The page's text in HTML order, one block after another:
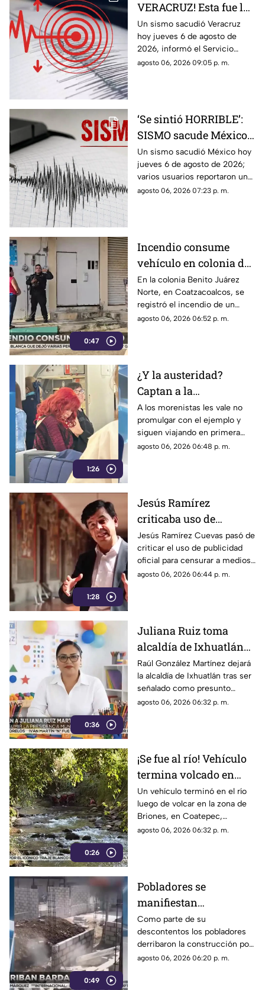
VERACRUZ! Esta fue la
magnitud de la
sacudida hoy 6 de
agosto de 2026
Un sismo sacudió Veracruz
hoy jueves 6 de agosto de
2026, informó el Servicio
Sismológico Nacional.
agosto 06, 2026 09:05 p. m.
‘Se sintió HORRIBLE’:
SISMO sacude México
hoy 6 de agosto de 2026
¿Cuál fue la magnitud?
Un sismo sacudió México hoy
jueves 6 de agosto de 2026;
varios usuarios reportaron una
percepción fuerte y “horrible”.
agosto 06, 2026 07:23 p. m.
0:47
Incendio consume
vehículo en colonia de
Coatzacoalcos (+VIDEO)
En la colonia Benito Juárez
Norte, en Coatzacoalcos, se
registró el incendio de un
vehículo, lo que movilizó a
agosto 06, 2026 06:52 p. m.
1:26
¿Y la austeridad?
Captan a la
gobernadora Layda
Sansores viajando en
primera clase a Madrid
A los morenistas les vale no
promulgar con el ejemplo y
siguen viajando en primera
clase a otros países.
agosto 06, 2026 06:48 p. m.
1:28
Jesús Ramírez
criticaba uso de
publicidad oficial para
censurar a medios, hoy
es pieza clave en
estrategia de censura
Jesús Ramírez Cuevas pasó de
criticar el uso de publicidad
oficial para censurar a medios
de comunicación, a ser pieza
agosto 06, 2026 06:44 p. m.
0:36
Juliana Ruiz toma
alcaldía de Ixhuatlán
para que Raúl González
enfrente investigación
por homicidio
Raúl González Martínez dejará
la alcaldía de Ixhuatlán tras ser
señalado como presunto
culpable por el homicidio de la
agosto 06, 2026 06:32 p. m.
0:26
¡Se fue al río! Vehículo
termina volcado en
Coatepec (+VIDEO)
Un vehículo terminó en el río
luego de volcar en la zona de
Briones, en Coatepec,
movilizando a elementos de
agosto 06, 2026 06:32 p. m.
0:49
Pobladores se
manifiestan
DERRIBANDO BARDA
tras desacuerdo con
construcción en
Veracruz [VIDEO]
Como parte de su
descontentos los pobladores
derribaron la construcción por
realizar los trabajos sin
agosto 06, 2026 06:20 p. m.